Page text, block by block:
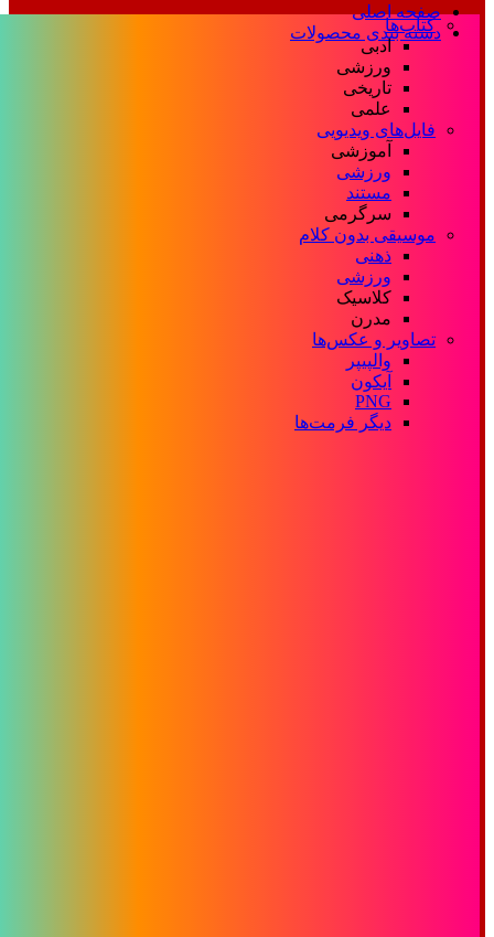
صفحه اصلی
دسته بندی محصولات
کتاب‌ها
ادبی
ورزشی
تاریخی
علمی
فایل‌های ویدیویی
آموزشی
ورزشی
مستند
سرگرمی
موسیقی بدون کلام
ذهنی
ورزشی
کلاسیک
مدرن
تصاویر و عکس‌ها
والپیپر
آیکون
PNG
دیگر فرمت‌ها